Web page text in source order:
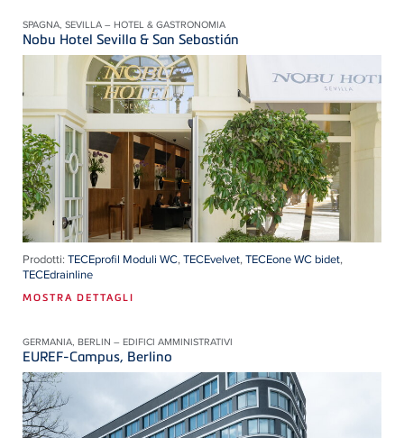
SPAGNA, SEVILLA – HOTEL & GASTRONOMIA
Nobu Hotel Sevilla & San Sebastián
Prodotti: TECEprofil Moduli WC,TECEvelvet,TECEone WC bidet,
TECEdrainline
MOSTRA DETTAGLI
GERMANIA, BERLIN – EDIFICI AMMINISTRATIVI
EUREF-Campus, Berlino